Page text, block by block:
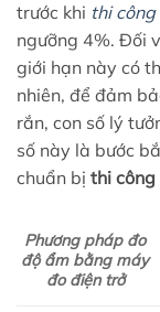
trước khi thi
ngưỡng 4%. Đối
giới hạn này có
nhiên, để đảm
rắn, con số lý
số này là bước
chuẩn bị thi công
Phương pháp đo
độ ẩm bằng máy
đo điện trở